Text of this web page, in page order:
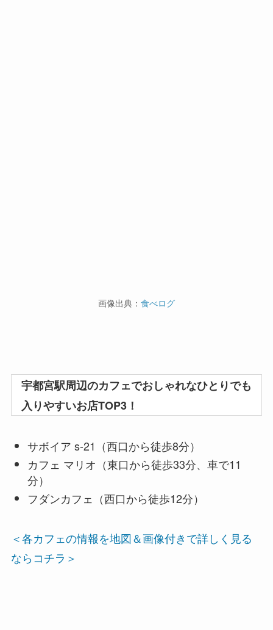
画像出典： 食べログ
宇都宮駅周辺のカフェでおしゃれなひとりでも
入りやすいお店TOP3！
サボイア s-21（西口から徒歩8分）
カフェ マリオ（東口から徒歩33分、車で11
分）
フダンカフェ（西口から徒歩12分）
＜各カフェの情報を地図＆画像付きで詳しく見る
ならコチラ＞